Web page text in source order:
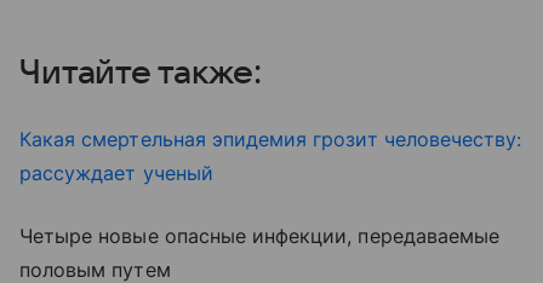
Читайте также:
Какая смертельная эпидемия грозит человечеству:
рассуждает ученый
Четыре новые опасные инфекции, передаваемые
половым путем